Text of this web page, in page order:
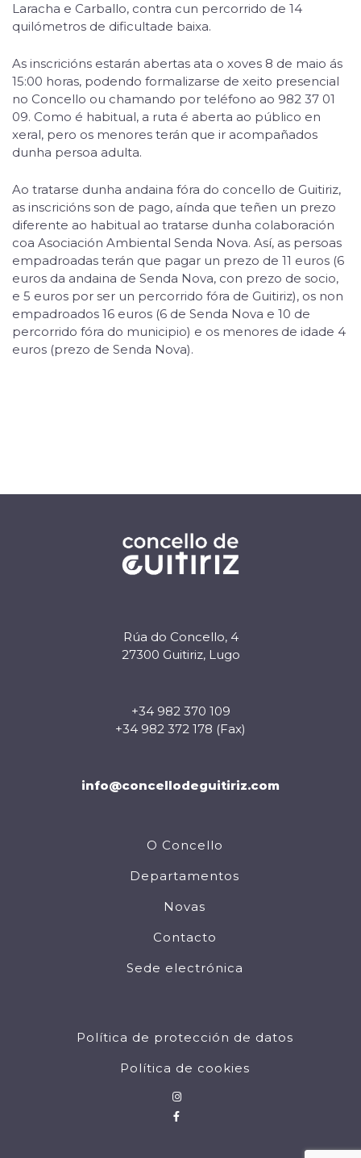
Laracha e Carballo, contra cun percorrido de 14
quilómetros de dificultade baixa.
As inscricións estarán abertas ata o xoves 8 de maio ás
15:00 horas, podendo formalizarse de xeito presencial
no Concello ou chamando por teléfono ao 982 37 01
09. Como é habitual, a ruta é aberta ao público en
xeral, pero os menores terán que ir acompañados
dunha persoa adulta.
Ao tratarse dunha andaina fóra do concello de Guitiriz,
as inscricións son de pago, aínda que teñen un prezo
diferente ao habitual ao tratarse dunha colaboración
coa Asociación Ambiental Senda Nova. Así, as persoas
empadroadas terán que pagar un prezo de 11 euros (6
euros da andaina de Senda Nova, con prezo de socio,
e 5 euros por ser un percorrido fóra de Guitiriz), os non
empadroados 16 euros (6 de Senda Nova e 10 de
percorrido fóra do municipio) e os menores de idade 4
euros (prezo de Senda Nova).
Rúa do Concello, 4
27300 Guitiriz, Lugo
+34 982 370 109
+34 982 372 178 (Fax)
info@concellodeguitiriz.com
O Concello
Departamentos
Novas
Contacto
Sede electrónica
Política de protección de datos
Política de cookies